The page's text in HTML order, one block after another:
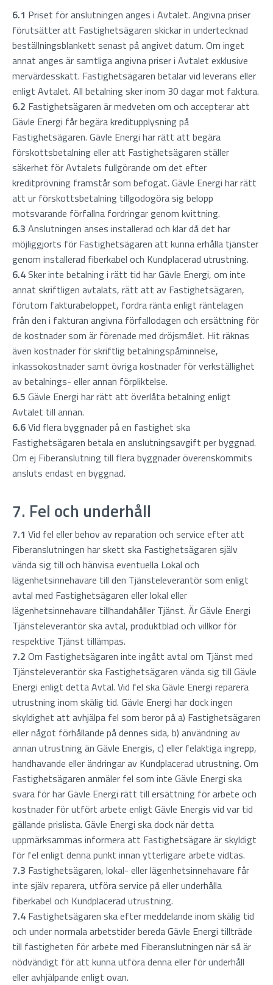
6.1 Priset för anslutningen anges i Avtalet. Angivna priser
förutsätter att Fastighetsägaren skickar in undertecknad
beställningsblankett senast på angivet datum. Om inget
annat anges är samtliga angivna priser i Avtalet exklusive
mervärdesskatt. Fastighetsägaren betalar vid leverans eller
enligt Avtalet. All betalning sker inom 30 dagar mot faktura.
6.2 Fastighetsägaren är medveten om och accepterar att
Gävle Energi får begära kreditupplysning på
Fastighetsägaren. Gävle Energi har rätt att begära
förskottsbetalning eller att Fastighetsägaren ställer
säkerhet för Avtalets fullgörande om det efter
kreditprövning framstår som befogat. Gävle Energi har rätt
att ur förskottsbetalning tillgodogöra sig belopp
motsvarande förfallna fordringar genom kvittning.
6.3 Anslutningen anses installerad och klar då det har
möjliggjorts för Fastighetsägaren att kunna erhålla tjänster
genom installerad fiberkabel och Kundplacerad utrustning.
6.4Sker inte betalning i rätt tid har Gävle Energi, om inte
annat skriftligen avtalats, rätt att av Fastighetsägaren,
förutom fakturabeloppet, fordra ränta enligt räntelagen
från den i fakturan angivna förfallodagen och ersättning för
de kostnader som är förenade med dröjsmålet. Hit räknas
även kostnader för skriftlig betalningspåminnelse,
inkassokostnader samt övriga kostnader för verkställighet
av betalnings- eller annan förpliktelse.
6.5 Gävle Energi har rätt att överlåta betalning enligt
Avtalet till annan.
6.6Vid flera byggnader på en fastighet ska
Fastighetsägaren betala en anslutningsavgift per byggnad.
Om ej Fiberanslutning till flera byggnader överenskommits
ansluts endast en byggnad.
7. Fel och underhåll
7.1 Vid fel eller behov av reparation och service efter att
Fiberanslutningen har skett ska Fastighetsägaren själv
vända sig till och hänvisa eventuella Lokal och
lägenhetsinnehavare till den Tjänsteleverantör som enligt
avtal med Fastighetsägaren eller lokal eller
lägenhetsinnehavare tillhandahåller Tjänst. Är Gävle Energi
Tjänsteleverantör ska avtal, produktblad och villkor för
respektive Tjänst tillämpas.
7.2 Om Fastighetsägaren inte ingått avtal om Tjänst med
Tjänsteleverantör ska Fastighetsägaren vända sig till Gävle
Energi enligt detta Avtal. Vid fel ska Gävle Energi reparera
utrustning inom skälig tid. Gävle Energi har dock ingen
skyldighet att avhjälpa fel som beror på a) Fastighetsägaren
eller något förhållande på dennes sida, b) användning av
annan utrustning än Gävle Energis, c) eller felaktiga ingrepp,
handhavande eller ändringar av Kundplacerad utrustning. Om
Fastighetsägaren anmäler fel som inte Gävle Energi ska
svara för har Gävle Energi rätt till ersättning för arbete och
kostnader för utfört arbete enligt Gävle Energis vid var tid
gällande prislista. Gävle Energi ska dock när detta
uppmärksammas informera att Fastighetsägare är skyldigt
för fel enligt denna punkt innan ytterligare arbete vidtas.
7.3 Fastighetsägaren, lokal- eller lägenhetsinnehavare får
inte själv reparera, utföra service på eller underhålla
fiberkabel och Kundplacerad utrustning.
7.4 Fastighetsägaren ska efter meddelande inom skälig tid
och under normala arbetstider bereda Gävle Energi tillträde
till fastigheten för arbete med Fiberanslutningen när så är
nödvändigt för att kunna utföra denna eller för underhåll
eller avhjälpande enligt ovan.